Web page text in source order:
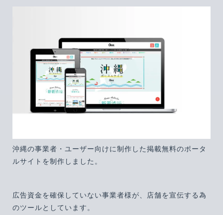
沖縄の事業者・ユーザー向けに制作した掲載無料のポータ
ルサイトを制作しました。
広告資金を確保していない事業者様が、店舗を宣伝する為
のツールとしています。